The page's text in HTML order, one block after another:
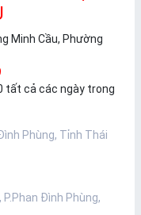
Minh Cầu, Phường
tất cả các ngày trong
Phùng, Tỉnh Thái
Đình Phùng,